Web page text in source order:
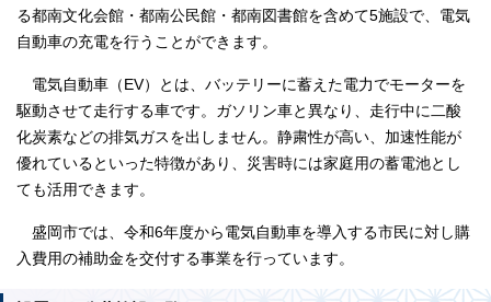
る都南文化会館・都南公民館・都南図書館を含めて5施設で、電気
自動車の充電を行うことができます。
電気自動車（EV）とは、バッテリーに蓄えた電力でモーターを
駆動させて走行する車です。ガソリン車と異なり、走行中に二酸
化炭素などの排気ガスを出しません。静粛性が高い、加速性能が
優れているといった特徴があり、災害時には家庭用の蓄電池とし
ても活用できます。
盛岡市では、令和6年度から電気自動車を導入する市民に対し購
入費用の補助金を交付する事業を行っています。